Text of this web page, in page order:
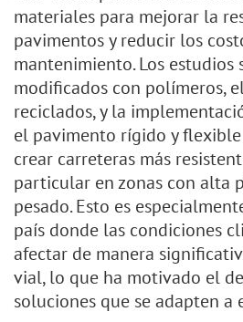
materiales para mejorar la
pavimentos y reducir los
mantenimiento. Los estudios
modificados con polímeros,
reciclados, y la
el pavimento rígido y
crear carreteras más
particular en zonas con alta
pesado. Esto es
país donde las condiciones
afectar de manera
vial, lo que ha motivado el
soluciones que se adapten a